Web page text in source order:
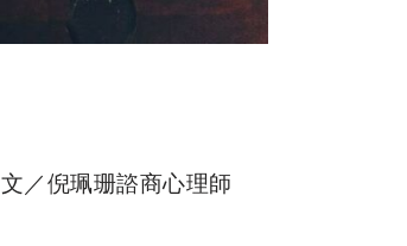
文／倪珮珊諮商心理師